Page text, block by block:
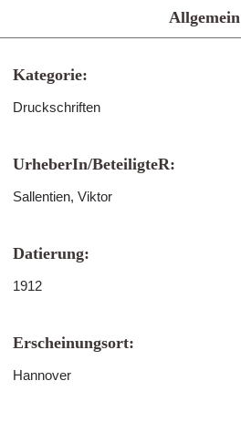
Allgemein
Kategorie:
Druckschriften
UrheberIn/BeteiligteR:
Sallentien, Viktor
Datierung:
1912
Erscheinungsort:
Hannover